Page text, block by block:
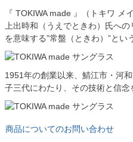
『 TOKIWA made 』（トキワ メ
上出時和（うえでときわ）氏への
を意味する”常盤（ときわ）”とい
1951年の創業以来、鯖江市・河
子三代にわたり、その技術と信念
商品についてのお問い合わせ